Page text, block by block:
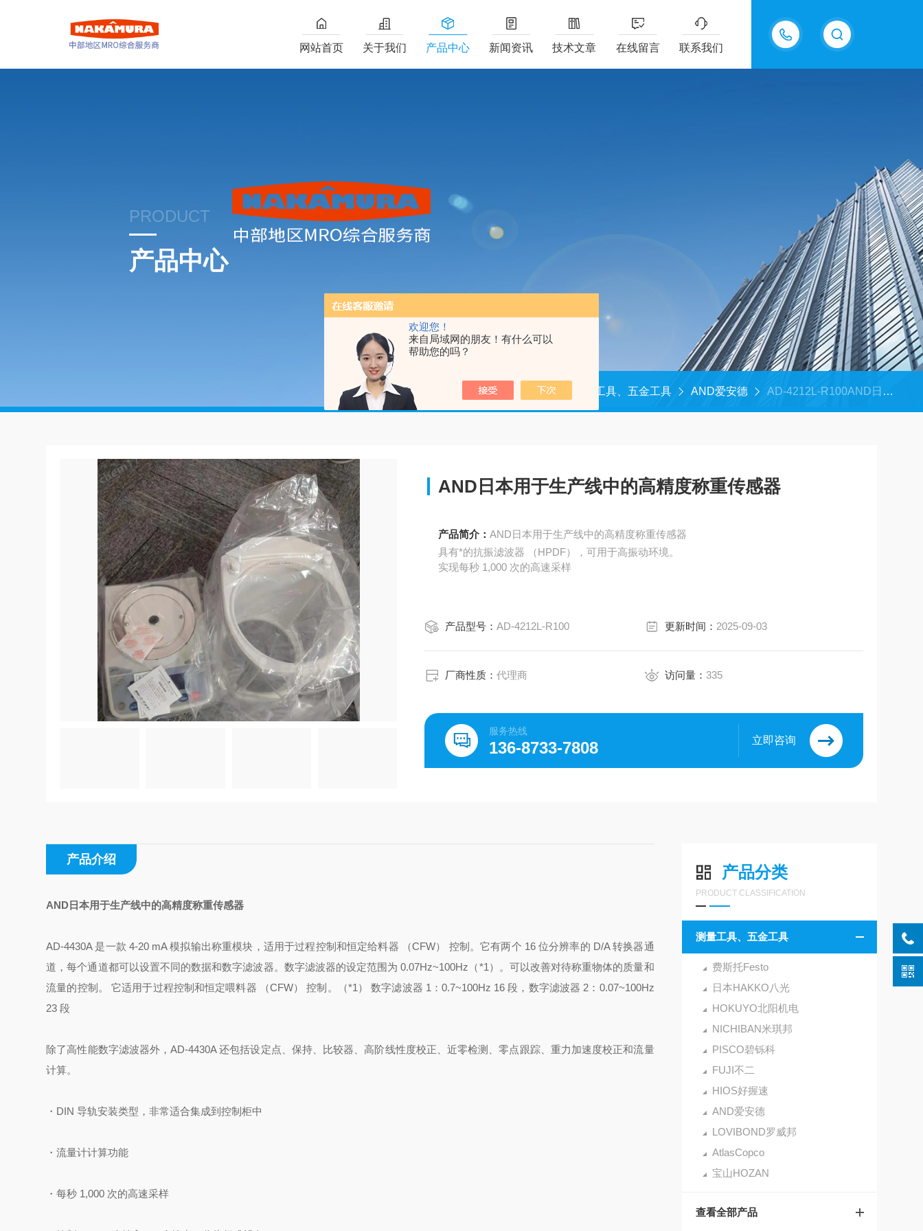
欢迎您！
来自局域网的朋友！有什么可以
帮助您的吗？
13687337808
网站首页 关于我们 产品中心 新闻资讯 技术文章 在线留言 联系我们
PRODUCT
产品中心
首页 产品中心 测量工具、五金工具 AND爱安德 AD-4212L-R100AND日本用于生产线中的高精度称重传感器
AND日本用于生产线中的高精度称重传感器
产品简介：AND日本用于生产线中的高精度称重传感器
具有*的抗振滤波器 （HPDF），可用于高振动环境。
实现每秒 1,000 次的高速采样
产品型号：AD-4212L-R100 更新时间： 2025-09-03
厂商性质：代理商 访问量： 335
服务热线
136-8733-7808 立即咨询
产品分类
PRODUCT CLASSIFICATION
测量工具、五金工具
费斯托Festo
日本HAKKO八光
HOKUYO北阳机电
NICHIBAN米琪邦
PISCO碧铄科
FUJI不二
HIOS好握速
AND爱安德
LOVIBOND罗威邦
AtlasCopco
宝山HOZAN
查看全部产品
产品介绍
AND日本用于生产线中的高精度称重传感器
AD-4430A 是一款 4-20 mA 模拟输出称重模块，适用于过程控制和恒定给料器 （CFW） 控制。它有两个 16 位分辨率的 D/A 转换器通
道，每个通道都可以设置不同的数据和数字滤波器。 数字滤波器的设定范围为 0.07Hz~100Hz（*1）。 可以改善对待称重物体的质量和
流量的控制。 它适用于过程控制和恒定喂料器 （CFW） 控制。
（*1） 数字滤波器 1：0.7~100Hz 16 段，数字滤波器 2：0.07~100Hz
23 段
除了高性能数字滤波器外，AD-4430A 还包括设定点、保持、比较器、高阶线性度校正、近零检测、零点跟踪、重力加速度校正和流量
计算。
・DIN 导轨安装类型，非常适合集成到控制柜中
・流量计计算功能
・每秒 1,000 次的高速采样